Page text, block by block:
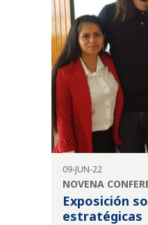
09-JUN-22
NOVENA
Exposición
estratégicas